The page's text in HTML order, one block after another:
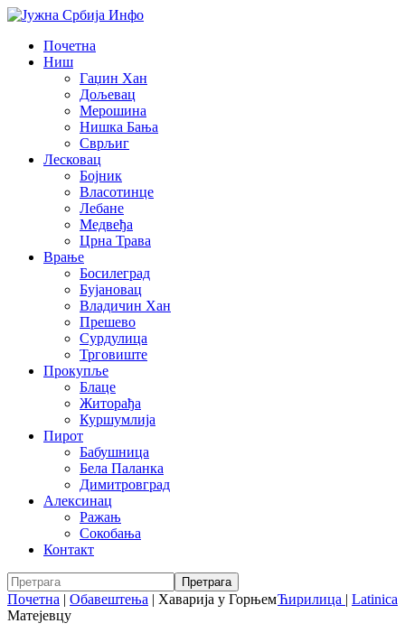
Почетна
Ниш
Гаџин Хан
Дољевац
Мерошина
Нишка Бања
Сврљиг
Лесковац
Бојник
Власотинце
Лебане
Медвеђа
Црна Трава
Врање
Босилеград
Бујановац
Владичин Хан
Прешево
Сурдулица
Трговиште
Прокупље
Блаце
Житорађа
Куршумлија
Пирот
Бабушница
Бела Паланка
Димитровград
Алексинац
Ражањ
Сокобања
Контакт
Ћирилица | Latinica
Почетна | Обавештења | Хаварија у Горњем
Матејевцу